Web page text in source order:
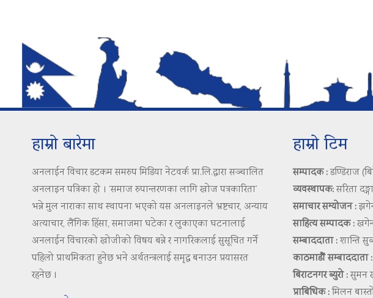
हाम्रो बारेमा
अनलाईन विचार डटकम समरुप मिडिया नेटवर्क प्रा.लि.द्वारा सञ्चालित
अनलाइन पत्रिका हो । ‘समाज रुपान्तरणका लागि खोज पत्रकारिता’
भन्ने मुल नाराका साथ स्थापना भएको यस अनलाइनले भ्रष्टचार, अन्याय
अत्याचार, लैंगिक हिंसा, समाजमा घटेका र लुकाएका घटनालाई
अनलाईन विचारको खोजीको विषय बन्ने र नागरिकलाई सुसूचित गर्ने
पहिलो प्राथमिकता हुनेछ भने अर्थतन्त्रलाई समृद्ध बनाउन प्रयासरत
रहनेछ ।
हाम्रो टिम
सम्पादक :डण्डिराज
व्यवस्थापक:सरिता
समाचार सम्योजन :
साहित्य सम्पादक :
सम्बाददाता :शान्ति
काठमाडौं सम्बाददाता :
बिराटनगर ब्युरो :सुमन
प्राबिधिक :मिलन